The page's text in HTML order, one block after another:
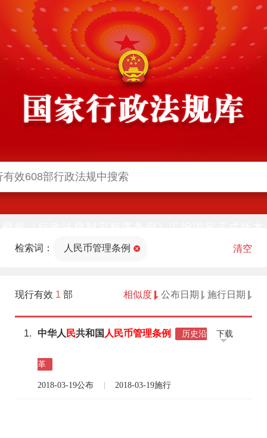
法部官网)同步公布
检索词： 人民币管理条例 清空
现行有效 1 部 相似度 公布日期 施行日期
1. 中华人 民共和国 人民币管理条例 历史沿
革
2018-03-19公布 2018-03-19施行
下载